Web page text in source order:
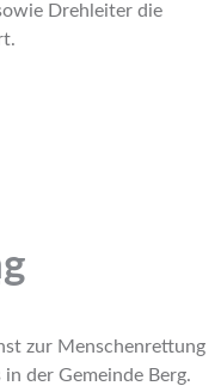
Drehleiter die
zur Menschenrettung
der Gemeinde Berg.